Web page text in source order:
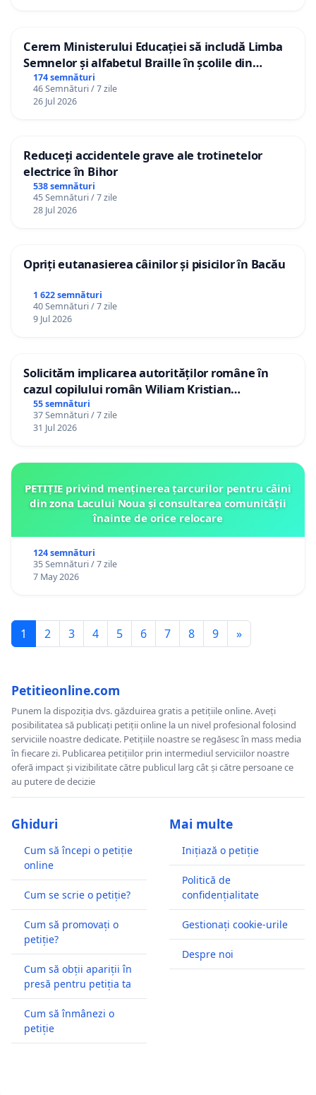
Cerem Ministerului Educației să includă Limba
Semnelor și alfabetul Braille în școlile din
Republica Moldova!
174 semnături
46 Semnături / 7 zile
26 Jul 2026
Reduceți accidentele grave ale trotinetelor
electrice în Bihor
538 semnături
45 Semnături / 7 zile
28 Jul 2026
Opriți eutanasierea câinilor și pisicilor în Bacău
1 622 semnături
40 Semnături / 7 zile
9 Jul 2026
Solicităm implicarea autorităților române în
cazul copilului român Wiliam Kristian
Gheorghe, aflat în plasament în Danemarca de
12 ani
55 semnături
37 Semnături / 7 zile
31 Jul 2026
PETIȚIE privind menținerea țarcurilor pentru câini
din zona Lacului Noua și consultarea comunității
înainte de orice relocare
124 semnături
35 Semnături / 7 zile
7 May 2026
1 2 3 4 5 6 7 8 9 »
Petitieonline.com
Punem la dispoziția dvs. găzduirea gratis a petițiile online. Aveți
posibilitatea să publicați petiții online la un nivel profesional folosind
serviciile noastre dedicate. Petițiile noastre se regăsesc în mass media
în fiecare zi. Publicarea petițiilor prin intermediul serviciilor noastre
oferă impact și vizibilitate către publicul larg cât și către persoane ce
au putere de decizie
Ghiduri
Cum să începi o petiție
online
Cum se scrie o petiție?
Cum să promovați o
petiție?
Cum să obții apariții în
presă pentru petiția ta
Cum să înmânezi o
petiție
Mai multe
Inițiază o petiție
Politică de
confidențialitate
Gestionați cookie-urile
Despre noi